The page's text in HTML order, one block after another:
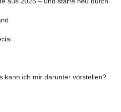
kann ich mir darunter vorstellen?